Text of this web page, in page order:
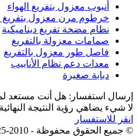
أنبوب معزول بتفريغ الهواء
خرطوم مرن معزول بتفريغ
نظام مضخة تفريغ ديناميكية
صمامات معزولة بالتفريغ
فاصل طور معزول بالتفريغ
معدات دعم نظام الأنابيب
دبابة صغيرة
إرسال استفسار: هل أنت مستعد
لا شيء يضاهي رؤية النتيجة
انقر للاستفسار
© جميع الحقوق محفوظة - 2010-2025.